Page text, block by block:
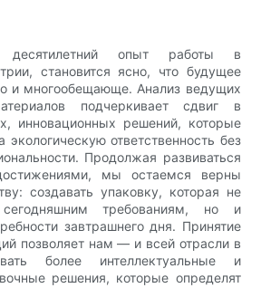
десятилетний опыт работы в
становится ясно, что будущее
и многообещающе. Анализ ведущих
подчеркивает сдвиг в
инновационных решений, которые
экологическую ответственность без
Продолжая развиваться
мы остаемся верны
создавать упаковку, которая не
сегодняшним требованиям, но и
завтрашнего дня. Принятие
позволяет нам — и всей отрасли в
более интеллектуальные и
решения, которые определят